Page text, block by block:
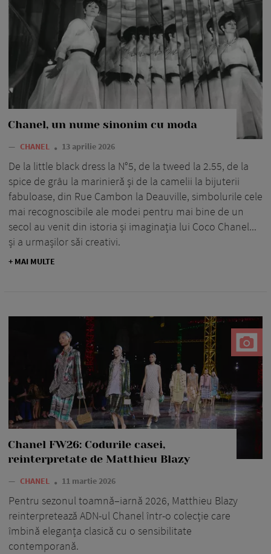
Chanel, un nume sinonim cu moda
— CHANEL 13 aprilie 2026
De la little black dress la N°5, de la tweed la 2.55, de la
spice de grâu la marinieră și de la camelii la bijuterii
fabuloase, din Rue Cambon la Deauville, simbolurile cele
mai recognoscibile ale modei pentru mai bine de un
secol au venit din istoria și imaginația lui Coco Chanel...
și a urmașilor săi creativi.
+ MAI MULTE
Chanel FW26: Codurile casei,
reinterpretate de Matthieu Blazy
— CHANEL 11 martie 2026
Pentru sezonul toamnă–iarnă 2026, Matthieu Blazy
reinterpretează ADN-ul Chanel într-o colecție care
îmbină eleganța clasică cu o sensibilitate
contemporană.